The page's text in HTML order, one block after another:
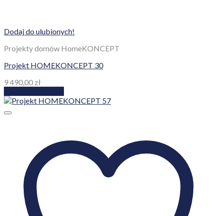
Dodaj do ulubionych!
Projekty domów HomeKONCEPT
Projekt HOMEKONCEPT 30
9 490,00 zł